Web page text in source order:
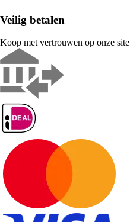
Veilig betalen
Koop met vertrouwen op onze site